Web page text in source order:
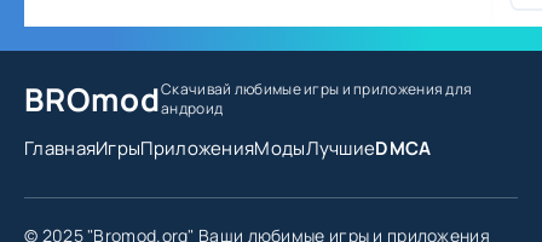
BROmodСкачивай любимые игрыи приложения для
андроид
ГлавнаяИгрыПриложенияМодыЛучшиеDMCA
© 2025 "Bromod.org" Ваши любимые игры и приложения